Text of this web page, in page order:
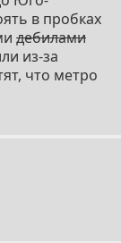
в пробках
дебилами
из-за
что метро